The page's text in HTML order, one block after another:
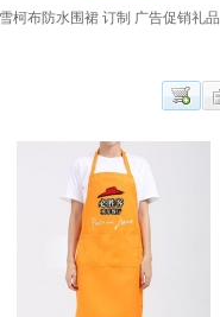
柯布防水围裙 订制 广告促销礼品